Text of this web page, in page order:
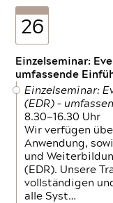
26
Einzelseminar:
umfassende
Einzelseminar:
(EDR) –
8.30—16.30 Uhr
Wir verfügen
Anwendung,
und
(EDR). Unsere
vollständigen
alle Syst…